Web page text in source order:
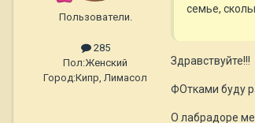
Пользователи.
285
Пол:Женский
Город:Кипр, Лимасол
семье,
Здравствуйте!!!
ФОтками буду
О лабрадоре